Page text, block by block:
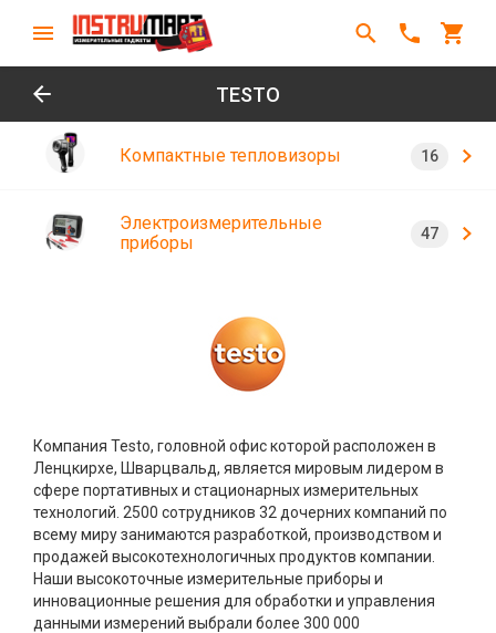
TESTO
Компактные тепловизоры
Электроизмерительные
приборы
Компания Testo, головной офис которой расположен в
Ленцкирхе, Шварцвальд, является мировым лидером в
сфере портативных и стационарных измерительных
технологий. 2500 сотрудников 32 дочерних компаний по
всему миру занимаются разработкой, производством и
продажей высокотехнологичных продуктов компании.
Наши высокоточные измерительные приборы и
инновационные решения для обработки и управления
данными измерений выбрали более 300 000